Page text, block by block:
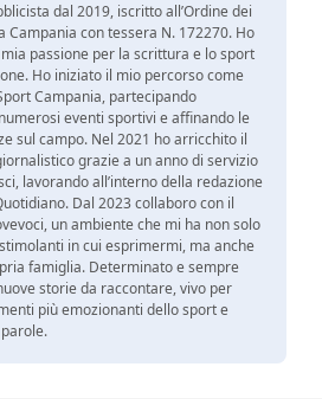
dal 2019, iscritto all’Ordine dei
Campania con tessera N. 172270. Ho
passione per la scrittura e lo sport
Ho iniziato il mio percorso come
Campania, partecipando
eventi sportivi e affinando le
sul campo. Nel 2021 ho arricchito il
grazie a un anno di servizio
lavorando all’interno della redazione
Dal 2023 collaboro con il
un ambiente che mi ha non solo
in cui esprimermi, ma anche
famiglia. Determinato e sempre
storie da raccontare, vivo per
più emozionanti dello sport e